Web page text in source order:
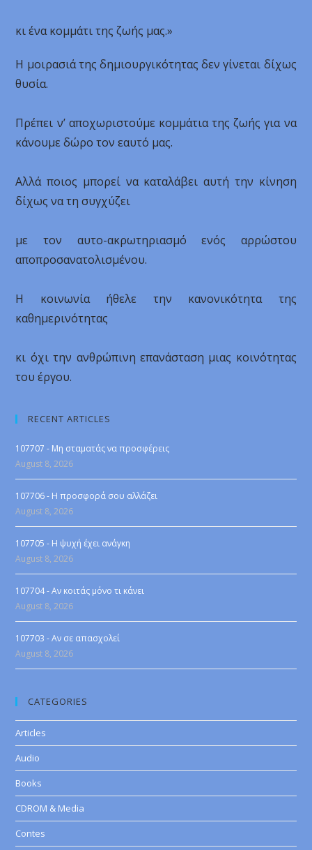
κι ένα κομμάτι της ζωής μας.»
Η μοιρασιά της δημιουργικότητας δεν γίνεται δίχως
θυσία.
Πρέπει ν’ αποχωριστούμε κομμάτια της ζωής για να
κάνουμε δώρο τον εαυτό μας.
Αλλά ποιος μπορεί να καταλάβει αυτή την κίνηση
δίχως να τη συγχύζει
με τον αυτο-ακρωτηριασμό ενός αρρώστου
αποπροσανατολισμένου.
Η κοινωνία ήθελε την κανονικότητα της
καθημερινότητας
κι όχι την ανθρώπινη επανάσταση μιας κοινότητας
του έργου.
RECENT ARTICLES
107707 - Μη σταματάς να προσφέρεις
August 8, 2026
107706 - Η προσφορά σου αλλάζει
August 8, 2026
107705 - Η ψυχή έχει ανάγκη
August 8, 2026
107704 - Αν κοιτάς μόνο τι κάνει
August 8, 2026
107703 - Αν σε απασχολεί
August 8, 2026
CATEGORIES
Articles
Audio
Books
CDROM & Media
Contes